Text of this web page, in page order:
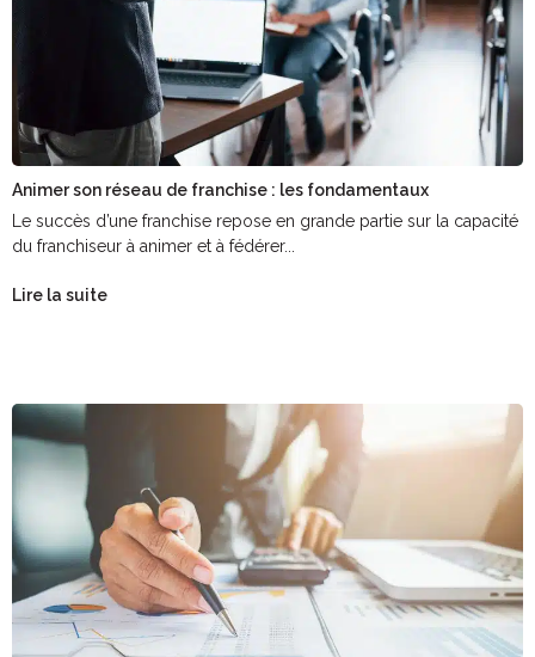
Animer son réseau de franchise : les fondamentaux
Le succès d’une franchise repose en grande partie sur la capacité
du franchiseur à animer et à fédérer...
Lire la suite